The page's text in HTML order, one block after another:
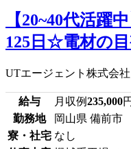
【20~40代活躍
125日☆電材の
UTエージェント株式会社
給与 月収例235,000円
勤務地
岡山県 備前市
寮・社宅 なし